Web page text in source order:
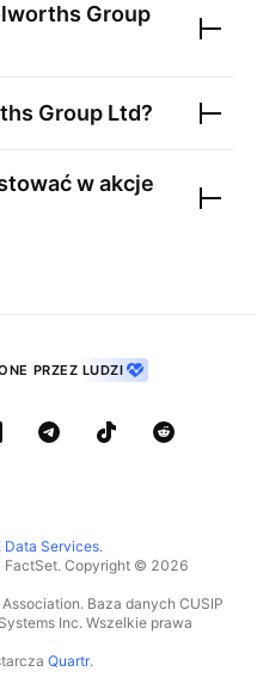
Group
Group Ltd?
w akcje
PRZEZ LUDZI
Data Services.
FactSet. Copyright © 2026
Baza danych CUSIP
Inc. Wszelkie prawa
Quartr.